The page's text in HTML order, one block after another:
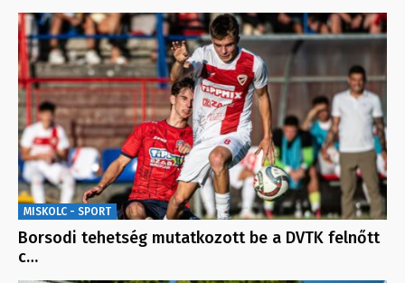
MISKOLC - SPORT
Borsodi tehetség mutatkozott be a DVTK felnőtt
c…